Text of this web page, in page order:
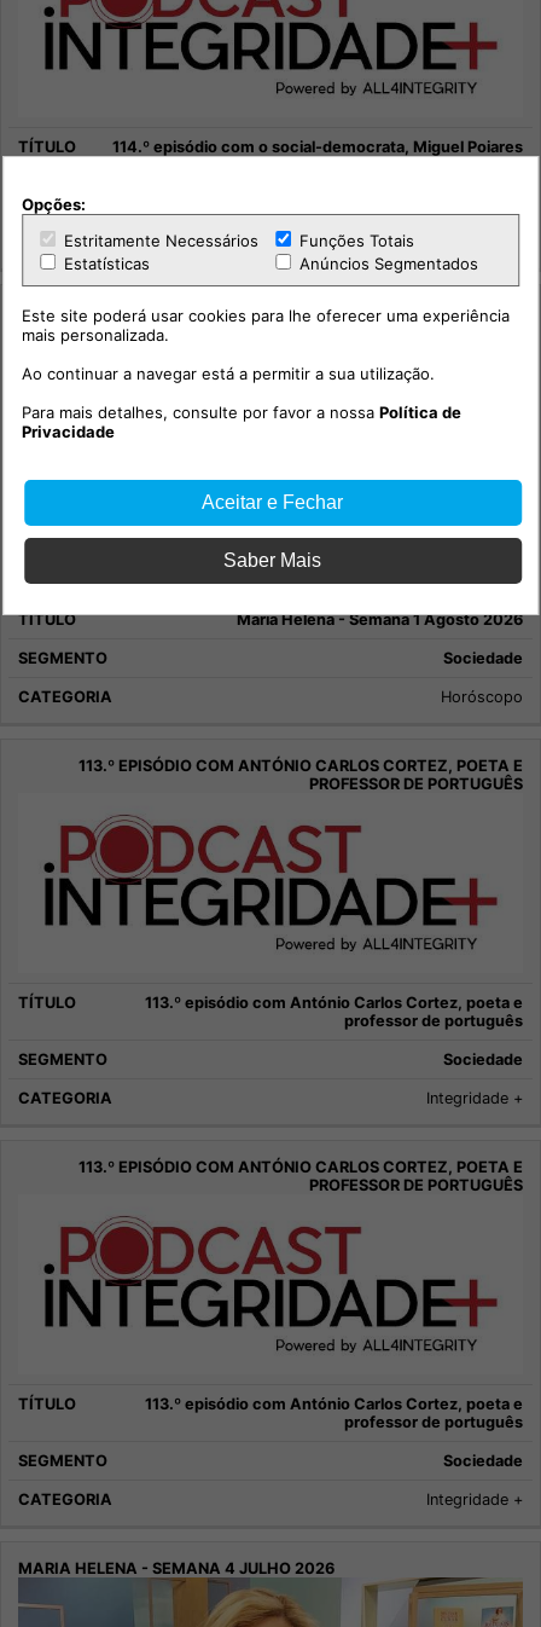
114.º episódio com o social-democrata, Miguel Poiares
Maria Helena - Semana 1 Agosto 2026
Sociedade
Horóscopo
113.º episódio com António Carlos Cortez, poeta e
professor de português
Sociedade
Integridade +
113.º episódio com António Carlos Cortez, poeta e
professor de português
Sociedade
Integridade +
Opções:
Estritamente Necessários
Funções Totais
Estatísticas
Anúncios Segmentados
Este site poderá usar cookies para lhe oferecer uma experiência
mais personalizada.
Ao continuar a navegar está a permitir a sua utilização.
Para mais detalhes, consulte por favor a nossaPolítica de
Privacidade
Aceitar e Fechar
Saber Mais